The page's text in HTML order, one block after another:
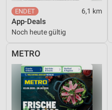
6,1 km
App-Deals
Noch heute gültig
METRO